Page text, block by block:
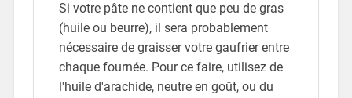
Si votre pâte ne contient que peu de gras
(huile ou beurre), il sera probablement
nécessaire de graisser votre gaufrier entre
chaque fournée. Pour ce faire, utilisez de
l'huile d'arachide, neutre en goût, ou du